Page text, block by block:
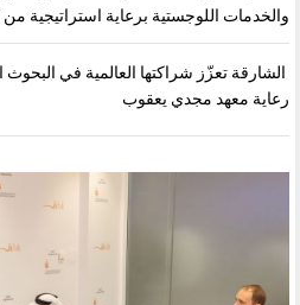
والخدمات اللوجستية برعاية استراتيجية من
الشارقة تعزّز شراكتها العالمية في البحوث
رعاية معهد مجدي يعقوب